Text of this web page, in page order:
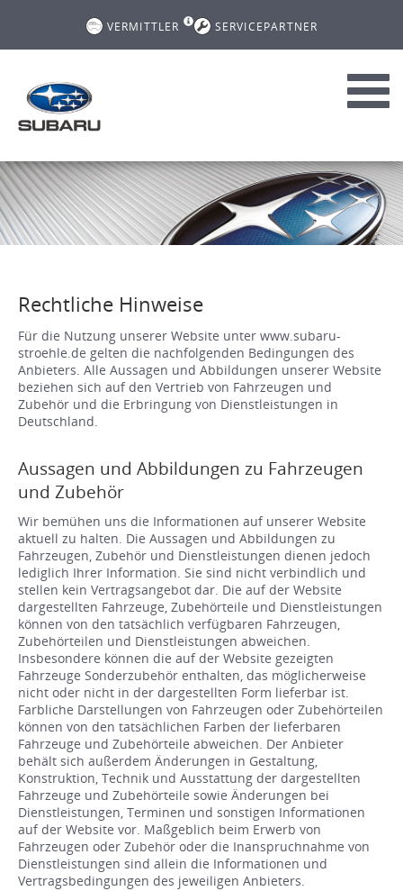
VERMITTLER SERVICEPARTNER
Rechtliche Hinweise
Für die Nutzung unserer Website unter www.subaru-
stroehle.de gelten die nachfolgenden Bedingungen des
Anbieters. Alle Aussagen und Abbildungen unserer Website
beziehen sich auf den Vertrieb von Fahrzeugen und
Zubehör und die Erbringung von Dienstleistungen in
Deutschland.
Aussagen und Abbildungen zu Fahrzeugen
und Zubehör
Wir bemühen uns die Informationen auf unserer Website
aktuell zu halten. Die Aussagen und Abbildungen zu
Fahrzeugen, Zubehör und Dienstleistungen dienen jedoch
lediglich Ihrer Information. Sie sind nicht verbindlich und
stellen kein Vertragsangebot dar. Die auf der Website
dargestellten Fahrzeuge, Zubehörteile und Dienstleistungen
können von den tatsächlich verfügbaren Fahrzeugen,
Zubehörteilen und Dienstleistungen abweichen.
Insbesondere können die auf der Website gezeigten
Fahrzeuge Sonderzubehör enthalten, das möglicherweise
nicht oder nicht in der dargestellten Form lieferbar ist.
Farbliche Darstellungen von Fahrzeugen oder Zubehörteilen
können von den tatsächlichen Farben der lieferbaren
Fahrzeuge und Zubehörteile abweichen. Der Anbieter
behält sich außerdem Änderungen in Gestaltung,
Konstruktion, Technik und Ausstattung der dargestellten
Fahrzeuge und Zubehörteile sowie Änderungen bei
Dienstleistungen, Terminen und sonstigen Informationen
auf der Website vor. Maßgeblich beim Erwerb von
Fahrzeugen oder Zubehör oder die Inanspruchnahme von
Dienstleistungen sind allein die Informationen und
Vertragsbedingungen des jeweiligen Anbieters.